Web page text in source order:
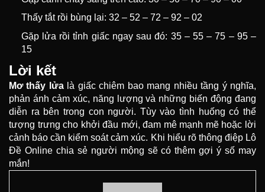
Thấy tắt rồi bùng lại: 32 – 52 – 72 – 92 – 02
Gặp lửa rồi tỉnh giấc ngay sau đó: 35 – 55 – 75 – 95 –
15
Lời kết
Mơ thấy lửalà giấc chiêm bao mang nhiều tầng ý nghĩa,
phản ánh cảm xúc, năng lượng và những biến động đang
diễn ra bên trong con người. Tùy vào tình huống có thể
tượng trưng cho khởi đầu mới, đam mê mạnh mẽ hoặc lời
cảnh báo cần kiểm soát cảm xúc. Khi hiểu rõ thông điệp Lô
Đề Online chia sẻ người mộng sẽ có thêm gợi ý số may
mắn!